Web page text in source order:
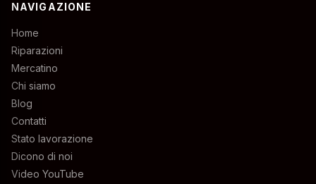
NAVIGAZIONE
Home
Riparazioni
Mercatino
Chi siamo
Blog
Contatti
Stato lavorazione
Dicono di noi
Video YouTube